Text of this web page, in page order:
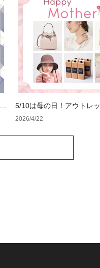
5/10は母の日！アウトレ
るギフト特集
2026/4/22